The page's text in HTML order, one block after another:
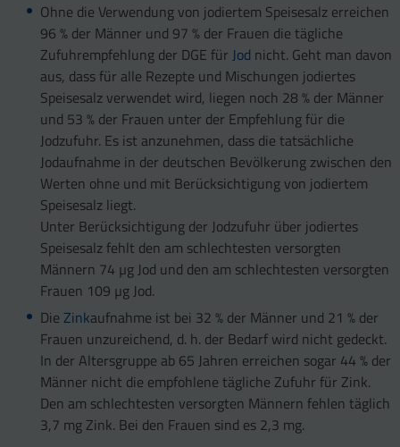
Ohne die Verwendung von jodiertem Speisesalz erreichen
96 % der Männer und 97 % der Frauen die tägliche
Zufuhrempfehlung der DGE für Jod nicht. Geht man davon
aus, dass für alle Rezepte und Mischungen jodiertes
Speisesalz verwendet wird, liegen noch 28 % der Männer
und 53 % der Frauen unter der Empfehlung für die
Jodzufuhr. Es ist anzunehmen, dass die tatsächliche
Jodaufnahme in der deutschen Bevölkerung zwischen den
Werten ohne und mit Berücksichtigung von jodiertem
Speisesalz liegt.
Unter Berücksichtigung der Jodzufuhr über jodiertes
Speisesalz fehlt den am schlechtesten versorgten
Männern 74 µg Jod und den am schlechtesten versorgten
Frauen 109 µg Jod.
Die Zinkaufnahme ist bei 32 % der Männer und 21 % der
Frauen unzureichend, d. h. der Bedarf wird nicht gedeckt.
In der Altersgruppe ab 65 Jahren erreichen sogar 44 % der
Männer nicht die empfohlene tägliche Zufuhr für Zink.
Den am schlechtesten versorgten Männern fehlen täglich
3,7 mg Zink. Bei den Frauen sind es 2,3 mg.